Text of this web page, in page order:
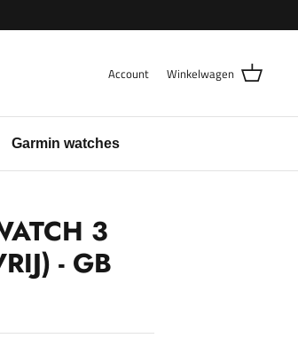
Account Winkelwagen
Garmin watches
3
- GB